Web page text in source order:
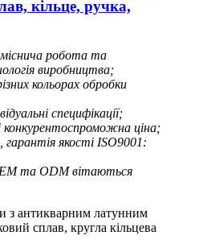
кільце, ручка,
робота та
виробництва;
кольорах обробки
специфікації;
конкурентоспроможна ціна;
гарантія якості ISO9001:
та ODM вітаються